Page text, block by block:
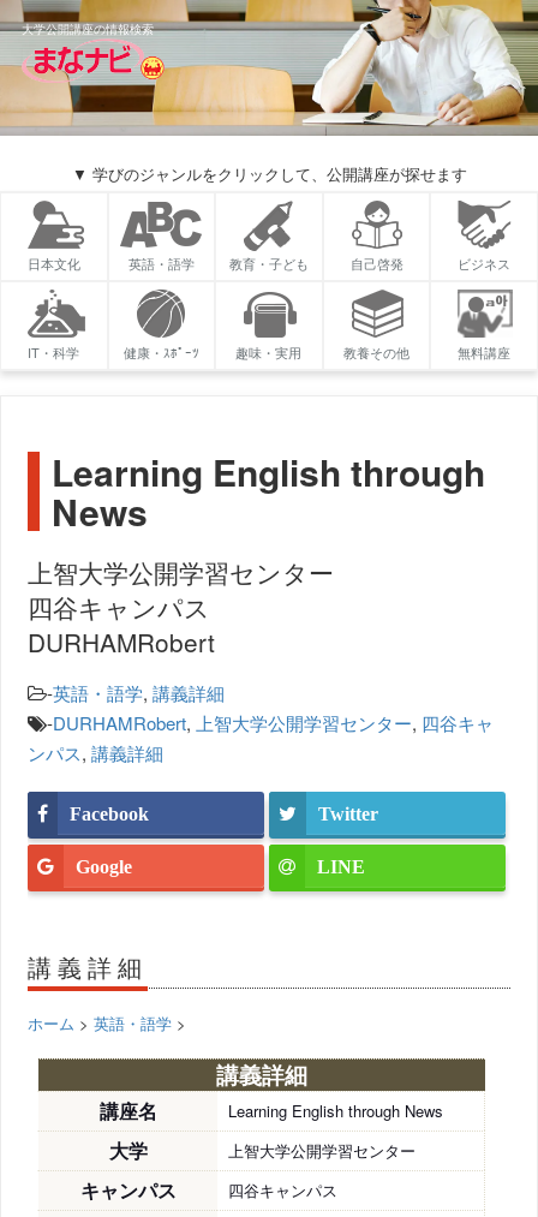
大学公開講座の情報検索
▼ 学びのジャンルをクリックして、公開講座が探せます
日本文化 英語・語学 教育・子ども 自己啓発 ビジネス
IT・科学 健康・ｽﾎﾟｰﾂ 趣味・実用 教養その他 無料講座
Learning English through
News
上智大学公開学習センター
四谷キャンパス
DURHAMRobert
-英語・語学,講義詳細
-DURHAMRobert, 上智大学公開学習センター, 四谷キャ
ンパス,講義詳細
Facebook Twitter
Google LINE
講義詳細
ホーム >英語・語学 >
講義詳細
講座名 Learning English through News
大学 上智大学公開学習センター
キャンパス 四谷キャンパス